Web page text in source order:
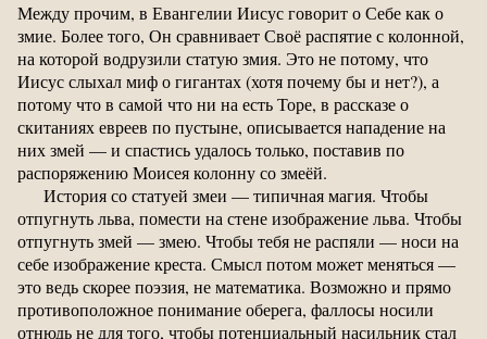
Между прочим, в Евангелии Иисус говорит о Себе как о
змие. Более того, Он сравнивает Своё распятие с колонной,
на которой водрузили статую змия. Это не потому, что
Иисус слыхал миф о гигантах (хотя почему бы и нет?), а
потому что в самой что ни на есть Торе, в рассказе о
скитаниях евреев по пустыне, описывается нападение на
них змей — и спастись удалось только, поставив по
распоряжению Моисея колонну со змеёй.
История со статуей змеи — типичная магия. Чтобы
отпугнуть льва, помести на стене изображение льва. Чтобы
отпугнуть змей — змею. Чтобы тебя не распяли — носи на
себе изображение креста. Смысл потом может меняться —
это ведь скорее поэзия, не математика. Возможно и прямо
противоположное понимание оберега, фаллосы носили
отнюдь не для того, чтобы потенциальный насильник стал